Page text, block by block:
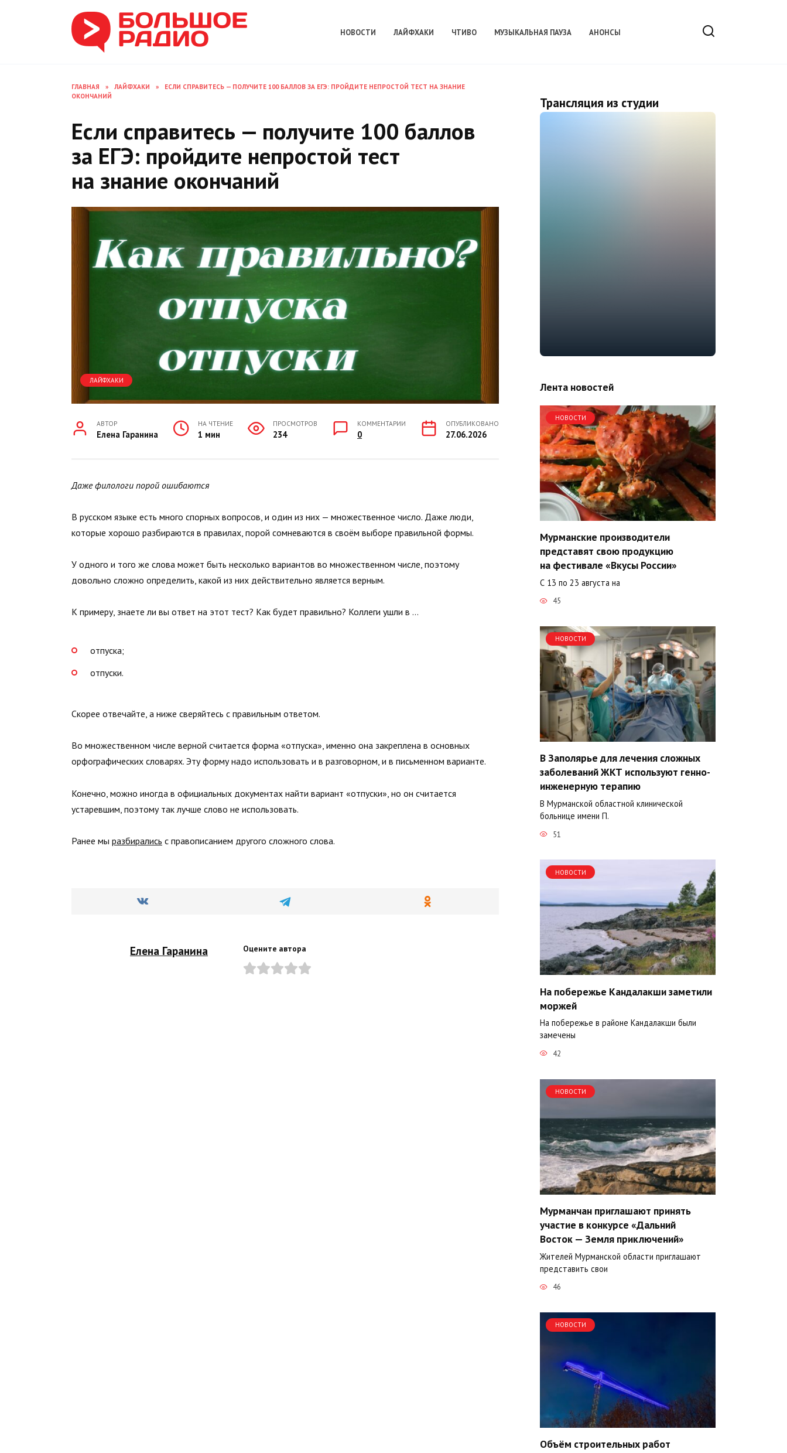
НОВОСТИ ЛАЙФХАКИ ЧТИВО МУЗЫКАЛЬНАЯ ПАУЗА АНОНСЫ
ГЛАВНАЯ » ЛАЙФХАКИ »
ЕСЛИ СПРАВИТЕСЬ — ПОЛУЧИТЕ 100 БАЛЛОВ ЗА ЕГЭ: ПРОЙДИТЕ НЕПРОСТОЙ ТЕСТ НА ЗНАНИЕ
ОКОНЧАНИЙ
Если справитесь — получите 100 баллов
за ЕГЭ: пройдите непростой тест
на знание окончаний
ЛАЙФХАКИ
АВТОР
Елена Гаранина
НА ЧТЕНИЕ
1 мин
ПРОСМОТРОВ
234
КОММЕНТАРИИ
0
ОПУБЛИКОВАНО
27.06.2026
Даже филологи порой ошибаются
В русском языке есть много спорных вопросов, и один из них — множественное число. Даже люди,
которые хорошо разбираются в правилах, порой сомневаются в своём выборе правильной формы.
У одного и того же слова может быть несколько вариантов во множественном числе, поэтому
довольно сложно определить, какой из них действительно является верным.
К примеру, знаете ли вы ответ на этот тест? Как будет правильно? Коллеги ушли в …
отпуска;
отпуски.
Скорее отвечайте, а ниже сверяйтесь с правильным ответом.
Во множественном числе верной считается форма «отпуска», именно она закреплена в основных
орфографических словарях. Эту форму надо использовать и в разговорном, и в письменном варианте.
Конечно, можно иногда в официальных документах найти вариант «отпуски», но он считается
устаревшим, поэтому так лучше слово не использовать.
Ранее мы разбирались с правописанием другого сложного слова.
Елена Гаранина Оцените автора
Трансляция из студии
Лента новостей
НОВОСТИ
Мурманские производители
представят свою продукцию
на фестивале «Вкусы России»
С 13 по 23 августа на
45
НОВОСТИ
В Заполярье для лечения сложных
заболеваний ЖКТ используют генно-
инженерную терапию
В Мурманской областной клинической
больнице имени П.
51
НОВОСТИ
На побережье Кандалакши заметили
моржей
На побережье в районе Кандалакши были
замечены
42
НОВОСТИ
Мурманчан приглашают принять
участие в конкурсе «Дальний
Восток — Земля приключений»
Жителей Мурманской области приглашают
представить свои
46
НОВОСТИ
Объём строительных работ